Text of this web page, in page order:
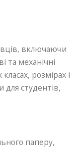
включаючи
та механічні
розмірах і
студентів,
паперу,